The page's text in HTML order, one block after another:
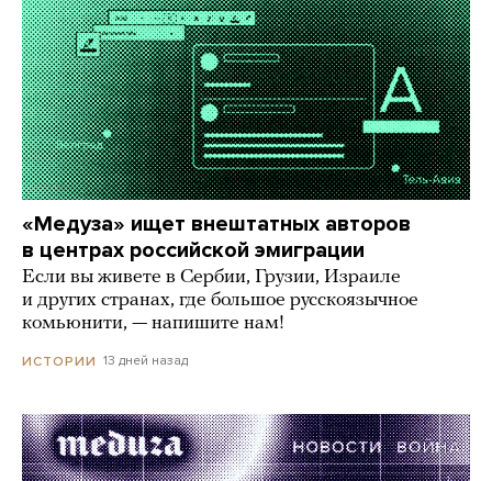
«Медуза» ищет внештатных авторов
в центрах российской эмиграции
Если вы живете в Сербии, Грузии, Израиле
и других странах, где большое русскоязычное
комьюнити, — напишите нам!
ИСТОРИИ 13 дней назад